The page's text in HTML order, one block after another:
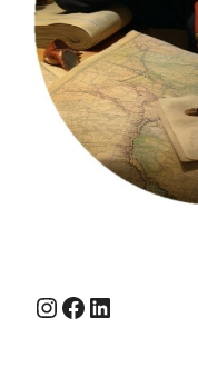
Instagram
Facebook
LinkedIn